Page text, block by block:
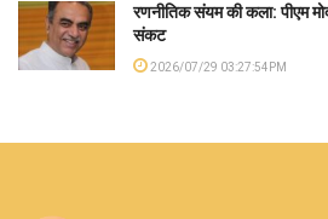
रणनीतिक संयम की कला: पीएम
संकट
2026/07/29 03:27:54PM